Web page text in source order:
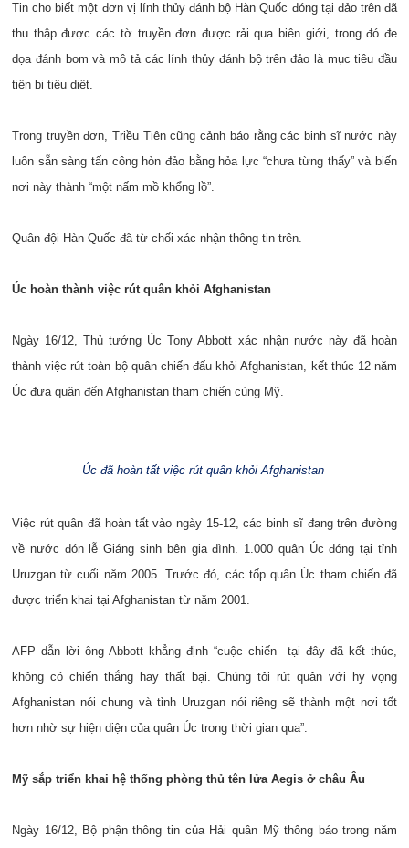
Tin cho biết một đơn vị lính thủy đánh bộ Hàn Quốc đóng tại đảo trên đã
thu thập được các tờ truyền đơn được rải qua biên giới, trong đó đe
dọa đánh bom và mô tả các lính thủy đánh bộ trên đảo là mục tiêu đầu
tiên bị tiêu diệt.
Trong truyền đơn, Triều Tiên cũng cảnh báo rằng các binh sĩ nước này
luôn sẵn sàng tấn công hòn đảo bằng hỏa lực “chưa từng thấy” và biến
nơi này thành “một nấm mồ khổng lồ”.
Quân đội Hàn Quốc đã từ chối xác nhận thông tin trên.
Úc hoàn thành việc rút quân khỏi Afghanistan
Ngày 16/12, Thủ tướng Úc Tony Abbott xác nhận nước này đã hoàn
thành việc rút toàn bộ quân chiến đấu khỏi Afghanistan, kết thúc 12 năm
Úc đưa quân đến Afghanistan tham chiến cùng Mỹ.
Úc đã hoàn tất việc rút quân khỏi Afghanistan
Việc rút quân đã hoàn tất vào ngày 15-12, các binh sĩ đang trên đường
về nước đón lễ Giáng sinh bên gia đình. 1.000 quân Úc đóng tại tỉnh
Uruzgan từ cuối năm 2005. Trước đó, các tốp quân Úc tham chiến đã
được triển khai tại Afghanistan từ năm 2001.
AFP dẫn lời ông Abbott khẳng định “cuộc chiến tại đây đã kết thúc,
không có chiến thắng hay thất bại. Chúng tôi rút quân với hy vọng
Afghanistan nói chung và tỉnh Uruzgan nói riêng sẽ thành một nơi tốt
hơn nhờ sự hiện diện của quân Úc trong thời gian qua”.
Mỹ sắp triển khai hệ thống phòng thủ tên lửa Aegis ở châu Âu
Ngày 16/12, Bộ phận thông tin của Hải quân Mỹ thông báo trong năm